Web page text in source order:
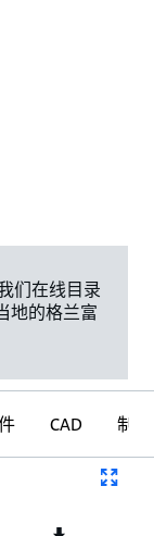
们在线目录
地的格兰富
CAD 制图